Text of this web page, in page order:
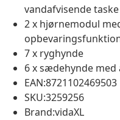
vandafvisende taske
2 x hjørnemodul
7 x ryghynde
6 x sædehynde
EAN:8721102469503
SKU:3259256
Brand:vidaXL